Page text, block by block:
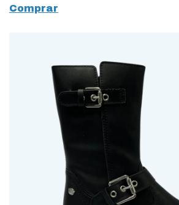
Comprar